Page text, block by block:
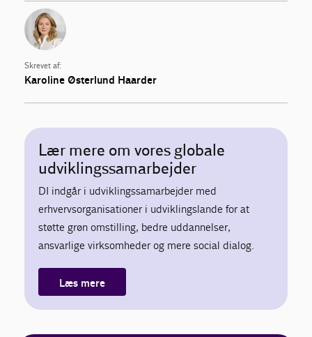
Skrevet af:
Karoline Østerlund Haarder
Lær mere om vores globale
udviklingssamarbejder
DI indgår i udviklingssamarbejder med
erhvervsorganisationer i udviklingslande for at
støtte grøn omstilling, bedre uddannelser,
ansvarlige virksomheder og mere social dialog.
Læs mere